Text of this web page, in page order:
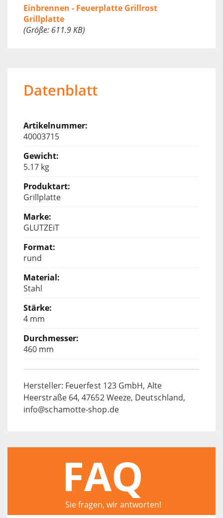
Einbrennen - Feuerplatte Grillrost
Grillplatte
(Größe: 611.9 KB)
Datenblatt
40003715
5.17 kg
Grillplatte
GLUTZEiT
rund
Stahl
4 mm
460 mm
Hersteller: Feuerfest 123 GmbH, Alte
Heerstraße 64, 47652 Weeze, Deutschland,
info@schamotte-shop.de
FAQ
Sie fragen, wir antworten!